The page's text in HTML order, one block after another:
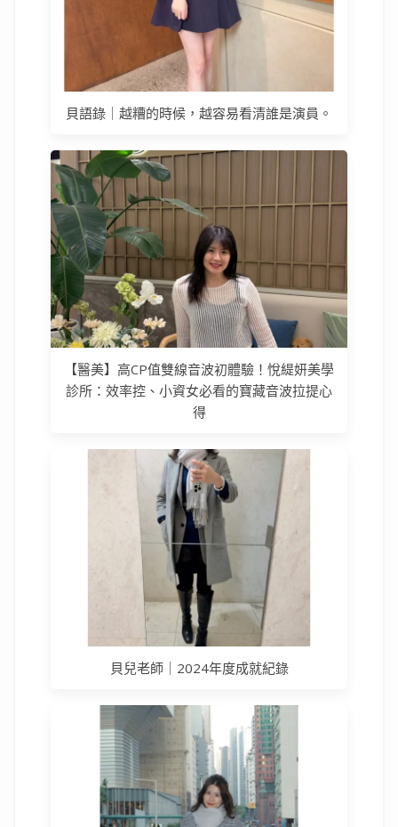
貝語錄｜越糟的時候，越容易看清誰是演員。
【醫美】高CP值雙線音波初體驗！悅緹妍美學
診所：效率控、小資女必看的寶藏音波拉提心
得
貝兒老師｜2024年度成就紀錄